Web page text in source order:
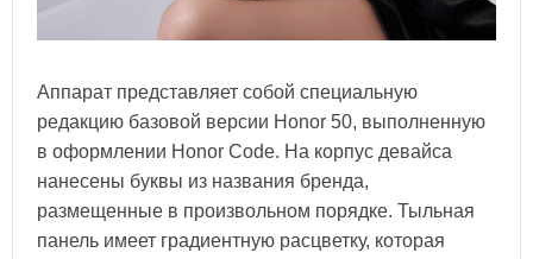
Аппарат представляет собой специальную
редакцию базовой версии Honor 50, выполненную
в оформлении Honor Code. На корпус девайса
нанесены буквы из названия бренда,
размещенные в произвольном порядке. Тыльная
панель имеет градиентную расцветку, которая